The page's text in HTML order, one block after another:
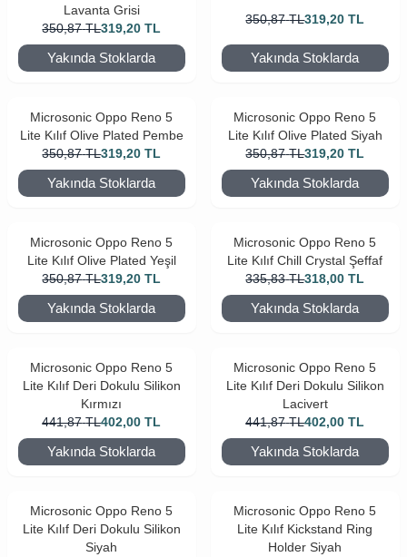
Lavanta Grisi
350,87 TL319,20 TL
Yakında Stoklarda
350,87 TL319,20 TL
Yakında Stoklarda
Microsonic Oppo Reno 5
Lite Kılıf Olive Plated Pembe
350,87 TL319,20 TL
Yakında Stoklarda
Microsonic Oppo Reno 5
Lite Kılıf Olive Plated Siyah
350,87 TL319,20 TL
Yakında Stoklarda
Microsonic Oppo Reno 5
Lite Kılıf Olive Plated Yeşil
350,87 TL319,20 TL
Yakında Stoklarda
Microsonic Oppo Reno 5
Lite Kılıf Chill Crystal Şeffaf
335,83 TL318,00 TL
Yakında Stoklarda
Microsonic Oppo Reno 5
Lite Kılıf Deri Dokulu Silikon
Kırmızı
441,87 TL402,00 TL
Yakında Stoklarda
Microsonic Oppo Reno 5
Lite Kılıf Deri Dokulu Silikon
Lacivert
441,87 TL402,00 TL
Yakında Stoklarda
Microsonic Oppo Reno 5
Lite Kılıf Deri Dokulu Silikon
Siyah
Microsonic Oppo Reno 5
Lite Kılıf Kickstand Ring
Holder Siyah